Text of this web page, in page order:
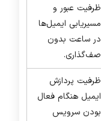
ظرفیت عبور و
مسیریابی ایمیل‌ها
در ساعت بدون
صف‌گذاری.
ظرفیت پردازش
ایمیل هنگام فعال
بودن سرویس